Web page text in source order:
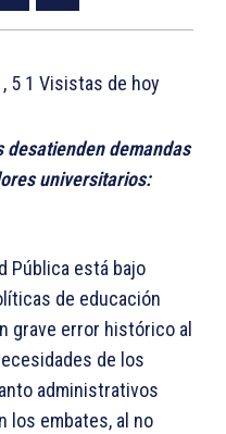
, 5 1 Visistas de hoy
demandas
universitarios:
Pública está bajo
de educación
grave error histórico al
de los
administrativos
los embates, al no